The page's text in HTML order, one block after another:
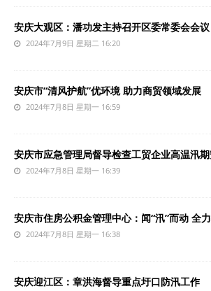
安庆大观区：潘功发主持召开区委常委会会议
2024年7月9日 星期二 16:20
安庆市“清风护航”优环境 助力商贸领域发展
2024年7月8日 星期一 16:59
安庆市应急管理局督导检查工贸企业高温汛
2024年7月8日 星期一 16:39
安庆市住房公积金管理中心：闻“汛”而动 全
2024年7月8日 星期一 16:38
安庆迎江区：章洪海督导重点圩口防汛工作